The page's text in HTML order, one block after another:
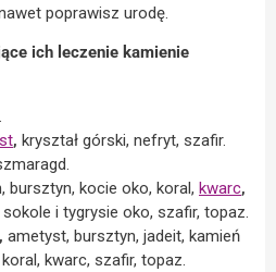
poprawisz urodę.
ich leczenie kamienie
, kryształ górski, nefryt, szafir.
bursztyn, kocie oko, koral, kwarc,
i tygrysie oko, szafir, topaz.
, ametyst, bursztyn, jadeit, kamień
kwarc, szafir, topaz.